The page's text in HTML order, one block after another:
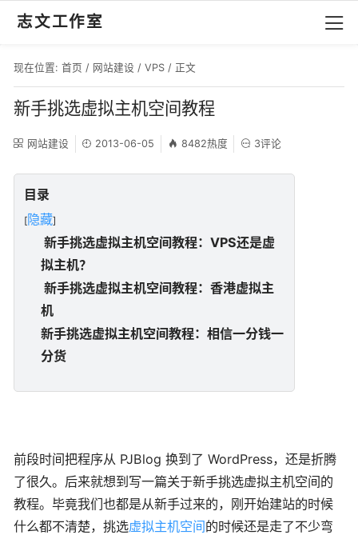
志文工作室
现在位置: 首页 / 网站建设 / VPS / 正文
新手挑选虚拟主机空间教程
网站建设 2013-06-05 8482热度 3评论
目录
[隐藏]
新手挑选虚拟主机空间教程：VPS还是虚
拟主机？
新手挑选虚拟主机空间教程：香港虚拟主
机
新手挑选虚拟主机空间教程：相信一分钱一
分货
前段时间把程序从 PJBlog 换到了 WordPress，还是折腾
了很久。后来就想到写一篇关于新手挑选虚拟主机空间的
教程。毕竟我们也都是从新手过来的，刚开始建站的时候
什么都不清楚，挑选虚拟主机空间的时候还是走了不少弯